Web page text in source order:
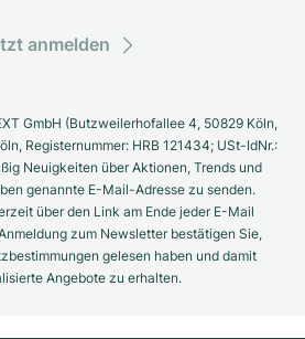
anmelden
GmbH (Butzweilerhofallee 4, 50829 Köln,
Registernummer: HRB 121434; USt-IdNr.:
Neuigkeiten über Aktionen, Trends und
genannte E-Mail-Adresse zu senden.
über den Link am Ende jeder E-Mail
zum Newsletter bestätigen Sie,
gelesen haben und damit
Angebote zu erhalten.